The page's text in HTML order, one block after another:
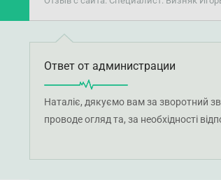
Ответ от администрации
Наталіє, дякуємо вам за зворотний
проводе огляд та, за необхідності
картину. Після отримання